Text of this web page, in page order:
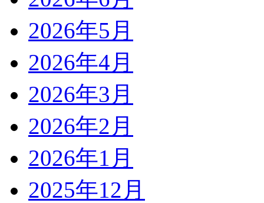
2026年5月
2026年4月
2026年3月
2026年2月
2026年1月
2025年12月